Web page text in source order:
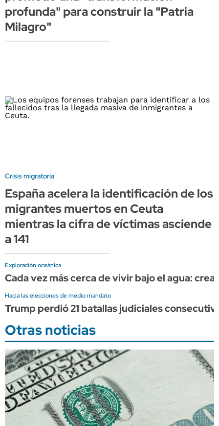
profunda" para construir la "Patria
Milagro"
Crisis migratoria
España acelera la identificación de los
migrantes muertos en Ceuta
mientras la cifra de víctimas asciende
a 141
Exploración oceánica
Cada vez más cerca de vivir bajo el agua:
Hacia las elecciones de medio mandato
Trump perdió 21 batallas judiciales
Otras noticias